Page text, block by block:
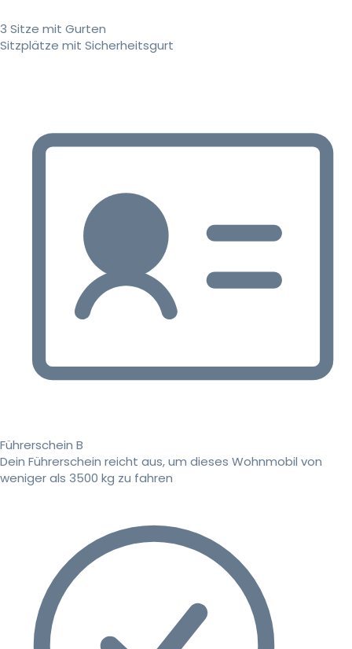
3 Sitze mit Gurten
Sitzplätze mit Sicherheitsgurt
Führerschein B
Dein Führerschein reicht aus, um dieses Wohnmobil von
weniger als 3500 kg zu fahren